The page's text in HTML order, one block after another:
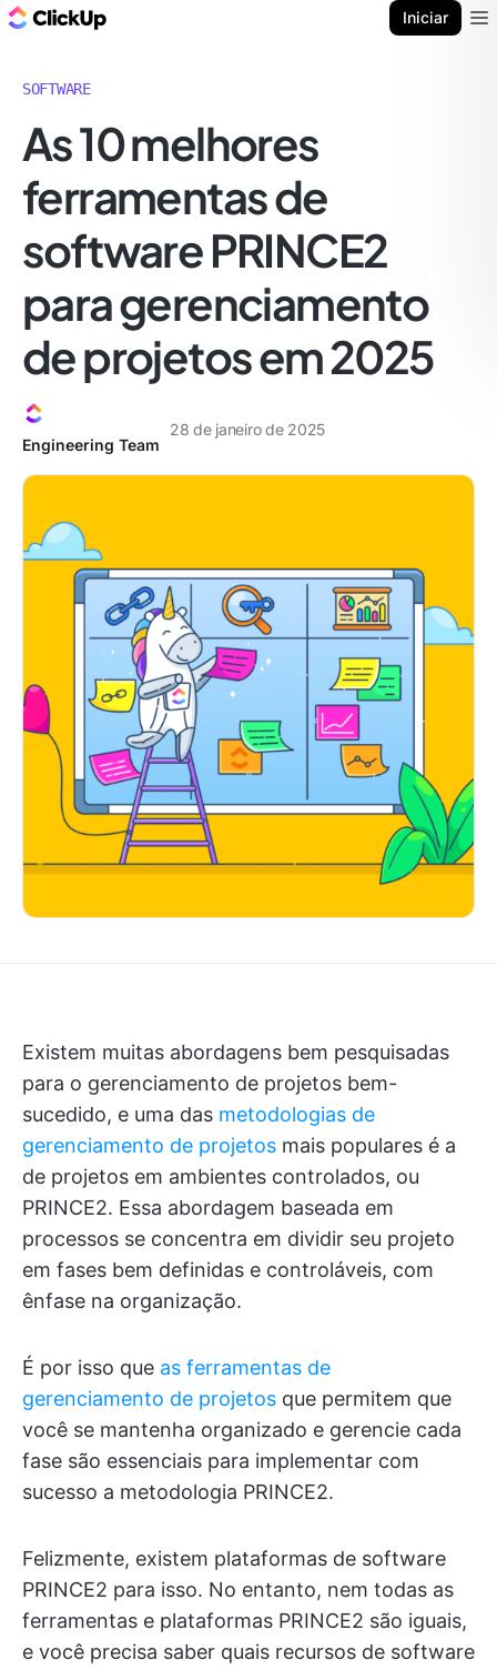
Iniciar
SOFTWARE
As 10 melhores
ferramentas de
software PRINCE2
para gerenciamento
de projetos em 2025
Engineering Team
28 de janeiro de 2025
Existem muitas abordagens bem pesquisadas
para o gerenciamento de projetos bem-
sucedido, e uma das metodologias de
gerenciamento de projetos mais populares é a
de projetos em ambientes controlados, ou
PRINCE2. Essa abordagem baseada em
processos se concentra em dividir seu projeto
em fases bem definidas e controláveis, com
ênfase na organização.
É por isso que as ferramentas de
gerenciamento de projetos que permitem que
você se mantenha organizado e gerencie cada
fase são essenciais para implementar com
sucesso a metodologia PRINCE2.
Felizmente, existem plataformas de software
PRINCE2 para isso. No entanto, nem todas as
ferramentas e plataformas PRINCE2 são iguais,
e você precisa saber quais recursos de software